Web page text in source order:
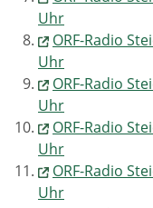
Uhr
ORF-Radio
Uhr
ORF-Radio
Uhr
ORF-Radio
Uhr
ORF-Radio
Uhr